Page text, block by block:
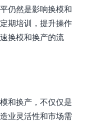
仍然是影响换模和
期培训，提升操作
换模和换产的流
和换产，不仅仅是
业灵活性和市场需